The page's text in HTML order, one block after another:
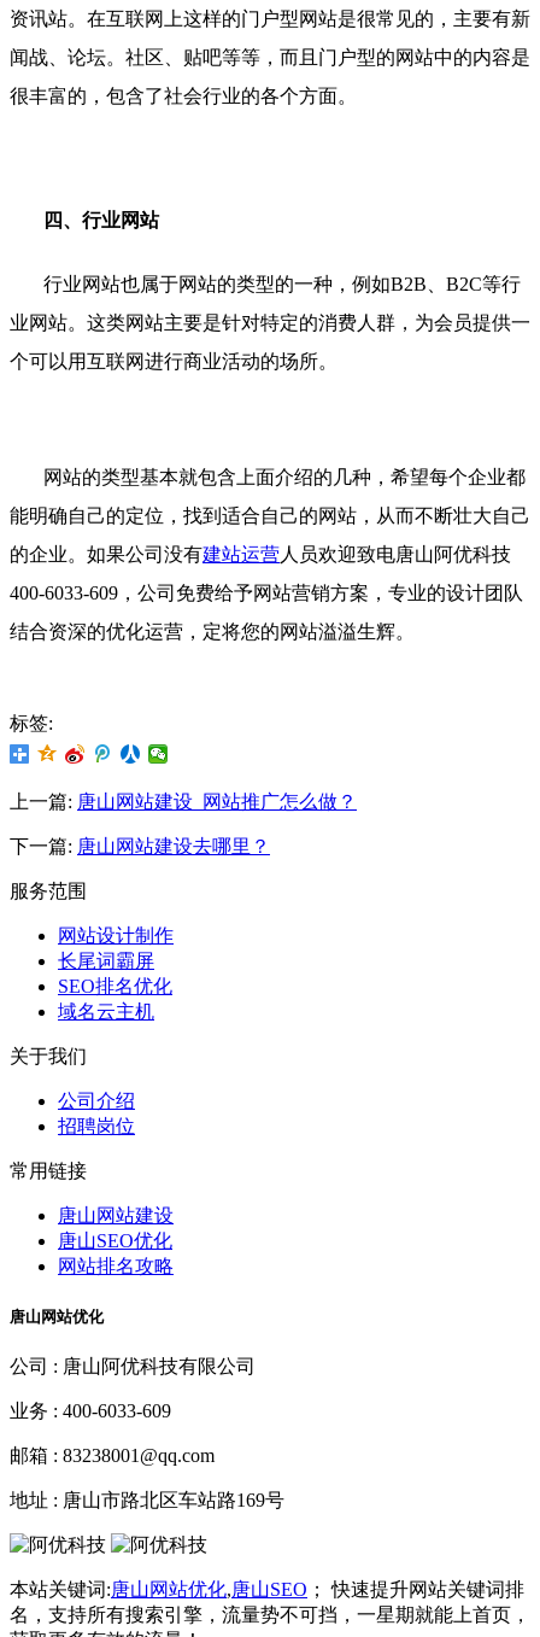
资讯站。在互联网上这样的门户型网站是很常见的，主要有新
闻战、论坛。社区、贴吧等等，而且门户型的网站中的内容是
很丰富的，包含了社会行业的各个方面。
四、行业网站
行业网站也属于网站的类型的一种，例如B2B、B2C等行
业网站。这类网站主要是针对特定的消费人群，为会员提供一
个可以用互联网进行商业活动的场所。
网站的类型基本就包含上面介绍的几种，希望每个企业都
能明确自己的定位，找到适合自己的网站，从而不断壮大自己
的企业。如果公司没有建站运营人员欢迎致电唐山阿优科技
400-6033-609，公司免费给予网站营销方案，专业的设计团队
结合资深的优化运营，定将您的网站溢溢生辉。
标签:
上一篇: 唐山网站建设_网站推广怎么做？
下一篇: 唐山网站建设去哪里？
服务范围
网站设计制作
长尾词霸屏
SEO排名优化
域名云主机
关于我们
公司介绍
招聘岗位
常用链接
唐山网站建设
唐山SEO优化
网站排名攻略
唐山网站优化
公司 : 唐山阿优科技有限公司
业务 : 400-6033-609
邮箱 : 83238001@qq.com
地址 : 唐山市路北区车站路169号
本站关键词:唐山网站优化,唐山SEO ； 快速提升网站关键词排
名，支持所有搜索引擎，流量势不可挡，一星期就能上首页，